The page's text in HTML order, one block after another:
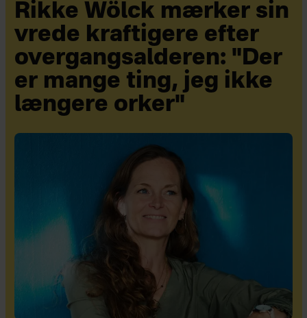
Rikke Wölck mærker sin
vrede kraftigere efter
overgangsalderen: "Der
er mange ting, jeg ikke
længere orker"